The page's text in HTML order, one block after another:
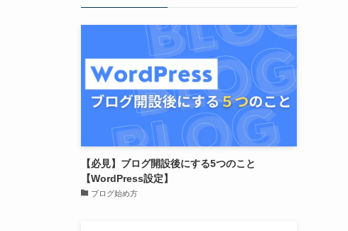
【必見】ブログ開設後にする5つのこと
【WordPress設定】
ブログ始め方